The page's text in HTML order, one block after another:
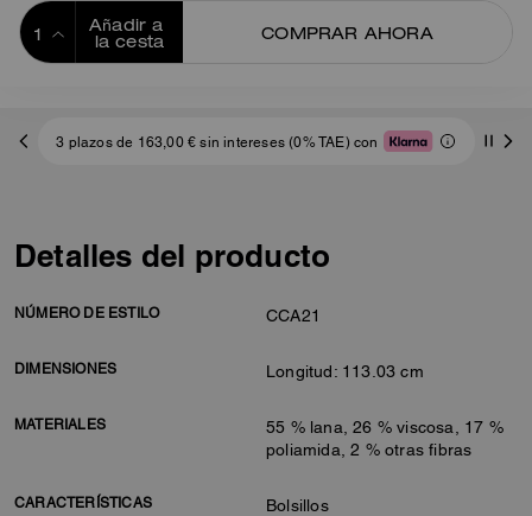
Añadir a
la cesta
COMPRAR AHORA
3 plazos de 163,00 € sin intereses (0% TAE) con
Detalles del producto
NÚMERO DE ESTILO CCA21
DIMENSIONES Longitud: 113.03 cm
MATERIALES
55 % lana, 26 % viscosa, 17 %
poliamida, 2 % otras fibras
CARACTERÍSTICAS
Bolsillos